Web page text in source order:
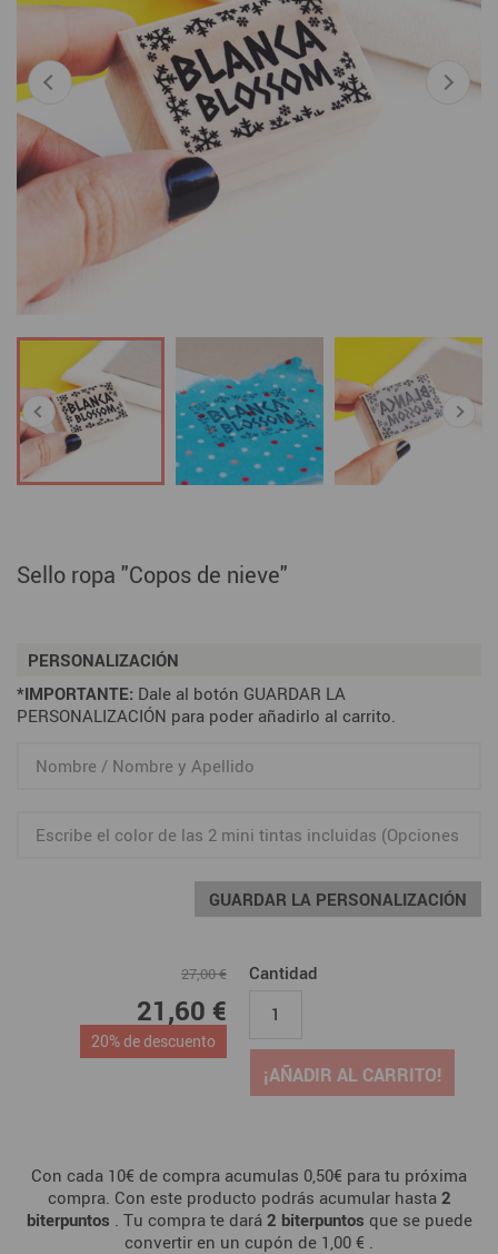
Sello ropa "Copos de nieve"
PERSONALIZACIÓN
*IMPORTANTE: Dale al botón GUARDAR LA
PERSONALIZACIÓN para poder añadirlo al carrito.
GUARDAR LA PERSONALIZACIÓN
27,00 €
21,60 €
20% de descuento
Cantidad
¡AÑADIR AL CARRITO!
Con cada 10€ de compra acumulas 0,50€ para tu próxima
compra. Con este producto podrás acumular hasta 2
biterpuntos . Tu compra te dará 2 biterpuntos que se puede
convertir en un cupón de 1,00 €